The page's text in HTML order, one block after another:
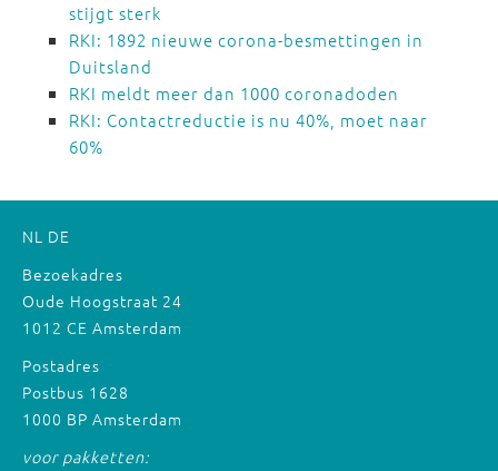
stijgt sterk
RKI: 1892 nieuwe corona-besmettingen in
Duitsland
RKI meldt meer dan 1000 coronadoden
RKI: Contactreductie is nu 40%, moet naar
60%
NL DE
Bezoekadres
Oude Hoogstraat 24
1012 CE Amsterdam
Postadres
Postbus 1628
1000 BP Amsterdam
voor pakketten: